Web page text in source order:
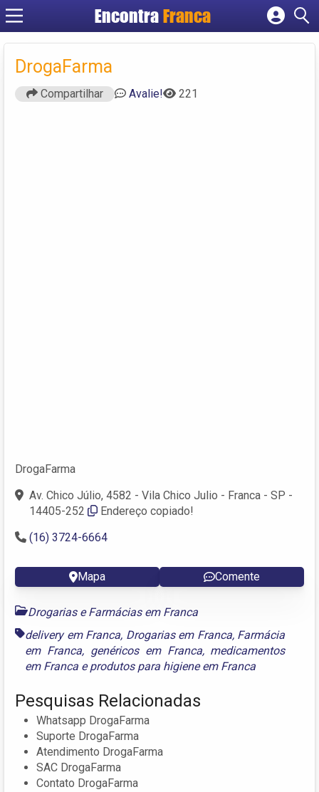
Encontra Franca
Cadastrar empresa
DrogaFarma
Compartilhar Avalie! 221
DrogaFarma
Av. Chico Júlio, 4582 - Vila Chico Julio - Franca - SP -
14405-252
Endereço copiado!
(16) 3724-6664
Mapa Comente
Drogarias e Farmácias em Franca
delivery em Franca, Drogarias em Franca, Farmácia
em Franca, genéricos em Franca, medicamentos
em Franca eprodutos para higiene em Franca
Pesquisas Relacionadas
Whatsapp DrogaFarma
Suporte DrogaFarma
Atendimento DrogaFarma
SAC DrogaFarma
Contato DrogaFarma